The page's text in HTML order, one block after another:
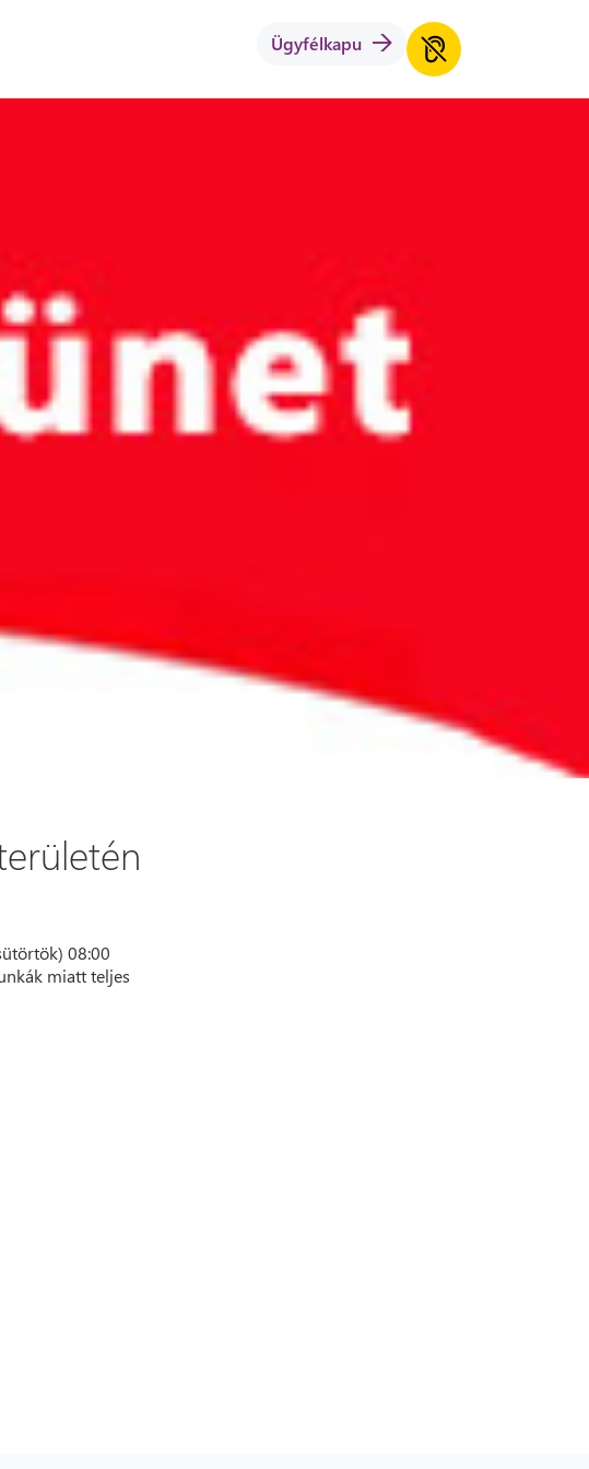
Ügyfélkapu
08:00
miatt teljes